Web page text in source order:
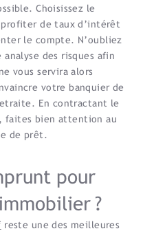
Choisissez le
de taux d’intérêt
le compte. N’oubliez
des risques afin
vous servira alors
votre banquier de
En contractant le
faites bien attention au
de prêt.
pour
?
reste une des meilleures